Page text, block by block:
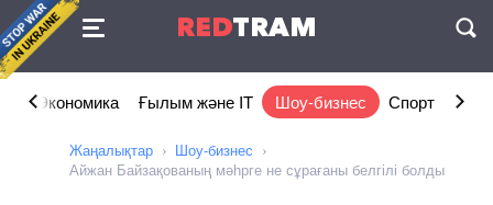
REDTRAM
Келісімі
Экономика Ғылым және IT Шоу-бизнес Спорт Өмір
Жаңалықтар
Шоу-бизнес
Айжан Байзақованың мәһрге не сұрағаны белгілі болды